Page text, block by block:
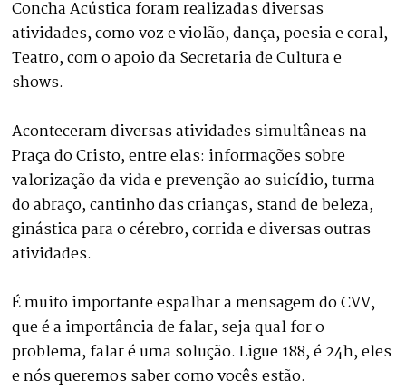
Concha Acústica foram realizadas diversas
atividades, como voz e violão, dança, poesia e coral,
Teatro, com o apoio da Secretaria de Cultura e
shows.
Aconteceram diversas atividades simultâneas na
Praça do Cristo, entre elas: informações sobre
valorização da vida e prevenção ao suicídio, turma
do abraço, cantinho das crianças, stand de beleza,
ginástica para o cérebro, corrida e diversas outras
atividades.
É muito importante espalhar a mensagem do CVV,
que é a importância de falar, seja qual for o
problema, falar é uma solução. Ligue 188, é 24h, eles
e nós queremos saber como vocês estão.